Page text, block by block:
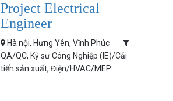
Project Electrical
Engineer
Hà nội, Hưng Yên, Vĩnh Phúc
QA/QC, Kỹ sư Công Nghiệp (IE)/Cải
tiến sản xuất, Điện/HVAC/MEP